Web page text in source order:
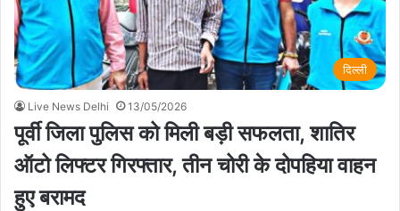
दिल्ली
Live News Delhi 13/05/2026
पूर्वी जिला पुलिस को मिली बड़ी सफलता, शातिर
ऑटो लिफ्टर गिरफ्तार, तीन चोरी के दोपहिया वाहन
हुए बरामद